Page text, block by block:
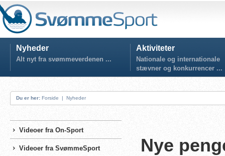
Nyheder
Alt nyt fra svømmeverdenen ...
Aktiviteter
Nationale og internationale
stævner og konkurrencer ...
Du er her: Forside | Nyheder
Videoer fra On-Sport
Videoer fra SvømmeSport Nye